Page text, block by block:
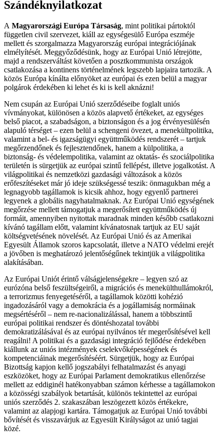
Szándéknyilatkozat
A Magyarországi Európa Társaság, mint politikai pártoktól
független civil szervezet, kiáll az egységesülő Európa eszméje
mellett és szorgalmazza Magyarország európai integrációjának
elmélyítését. Meggyőződésünk, hogy az Európai Unió létrejötte,
majd a rendszerváltást követően a posztkommunista országok
csatlakozása a kontinens történelmének legszebb lapjaira tartozik. A
közös Európa kínálta előnyöket az európai és ezen belül a magyar
polgárok érdekében ki lehet és ki is kell aknázni!
Nem csupán az Európai Unió szerződéseibe foglalt uniós
vívmányokat, különösen a közös alapvető értékeket, az egységes
belső piacot, a szabadságon, a biztonságon és a jog érvényesülésén
alapuló térséget – ezen belül a schengeni övezet, a menekültpolitika,
valamint a bel- és igazságügyi együttműködés rendszerét – tartjuk
megőrzendőnek és fejlesztendőnek, hanem a külpolitika, a
biztonság- és védelempolitika, valamint az oktatás- és szociálpolitika
területén is sürgetjük az európai szintű fellépést, illetve jogalkotást. A
világpolitikai és nemzetközi gazdasági változások a közös
erőfeszítéseket már jó ideje szükségessé teszik: önmagukban még a
legnagyobb tagállamok is kicsik ahhoz, hogy egyenlő partnerei
legyenek a globális nagyhatalmaknak. Az Európai Unió egységének
megőrzése mellett támogatjuk a megerősített együttműködés új
formáit, amennyiben nyitottak maradnak minden később csatlakozni
kívánó tagállam előtt, valamint kívánatosnak tartjuk az EU saját
költségvetésének növelését. Az Európai Unió és az Amerikai
Egyesült Államok szoros kapcsolatát, illetve a NATO védelmi erejét
a jövőben is meghatározó jelentőségűnek tekintjük a világpolitika
alakításában.
Az Európai Uniót érintő válságjelenségekre – legyen szó az
eurózóna belső feszültségeiről, a migrációs és menekülthullámokról,
a terrorizmus fenyegetéséről, a tagállamok közötti kohézió
ingadozásáról vagy a demokrácia és a jogállamiság normáinak
megsértéséről – nem re-nacionalizálással, hanem a többszintű
európai politikai rendszer és döntéshozatal további
demokratizálásával és az európai nyilvános tér megerősítésével kell
reagálni! A politikai és a gazdasági integráció fejlődése érdekében
kiállunk az uniós intézmények cselekvőképességének és
kompetenciáinak megerősítéséért. Sürgetjük, hogy az Európai
Bizottság kapjon kellő jogszabályi felhatalmazást és anyagi
eszközöket, hogy az Európai Parlament demokratikus ellenőrzése
mellett az eddiginél hatékonyabban számon kérhesse a tagállamokon
a közösségi szabályok betartását, különös tekintettel az európai
uniós szerződés 2. szakaszában leszögezett közös értékekre,
valamint az alapjogi kartára. Támogatjuk az Európai Unió további
bővítését és visszavárjuk az Egyesült Királyságot az unió tagjai
közé.